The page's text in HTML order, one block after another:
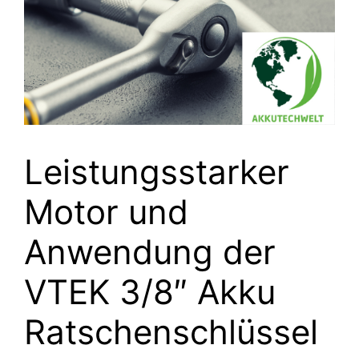
Leistungsstarker
Motor und
Anwendung der
VTEK 3/8″ Akku
Ratschenschlüssel